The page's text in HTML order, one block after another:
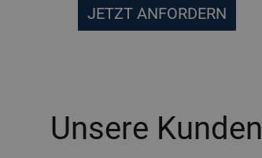
JETZT ANFORDERN
Unsere Kunden